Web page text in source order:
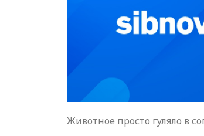
Животное просто гуляло в